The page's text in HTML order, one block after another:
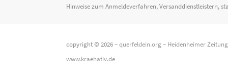
Hinweise zum Anmeldeverfahren, Versanddienstleistern,
copyright © 2026 –querfeldein.org– Heidenheimer
www.kraehativ.de